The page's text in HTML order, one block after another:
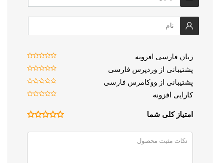
زبان فارسی افزونه
پشتیبانی از وردپرس فارسی
پشتیبانی از ووکامرس فارسی
کارایی افزونه
امتیاز کلی شما